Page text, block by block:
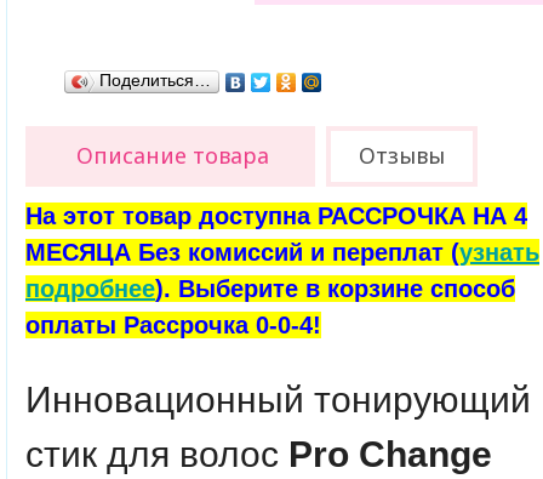
Поделиться…
Описание товара Отзывы
На этот товар доступна РАССРОЧКА НА 4
МЕСЯЦА Без комиссий и переплат (узнать
подробнее). Выберите в корзине способ
оплаты Рассрочка 0-0-4!
Инновационный тонирующий
стик для волос Pro Change